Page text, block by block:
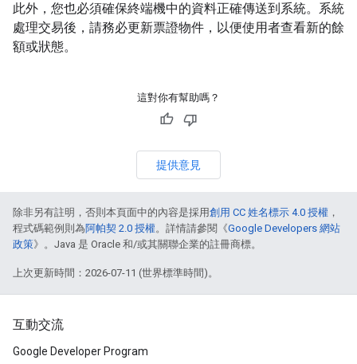
此外，您也必須確保終端機中的資料正確傳送到系統。系統
處理交易後，請務必更新票證物件，以便使用者查看新的餘
額或狀態。
這對你有幫助嗎？
提供意見
除非另有註明，否則本頁面中的內容是採用創用 CC 姓名標示 4.0 授權 ，
程式碼範例則為阿帕契 2.0 授權。詳情請參閱《Google Developers 網站
政策》。Java 是 Oracle 和/或其關聯企業的註冊商標。
上次更新時間：2026-07-11 (世界標準時間)。
互動交流
Google Developer Program